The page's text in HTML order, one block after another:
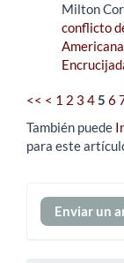
Milton
conflicto
<< < 1 2 3 45 6
También puede
para este
Enviar
un
Enviar un